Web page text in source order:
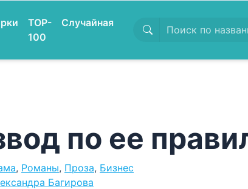
TOP-
100
Случайная
по ее
, Романы, Проза, Бизнес
Багирова